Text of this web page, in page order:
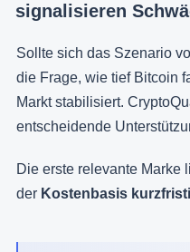
signalisieren
Sollte sich das Szenario
die Frage, wie tief Bitcoin
Markt stabilisiert.
entscheidende
Die erste relevante Marke
der Kostenbasis